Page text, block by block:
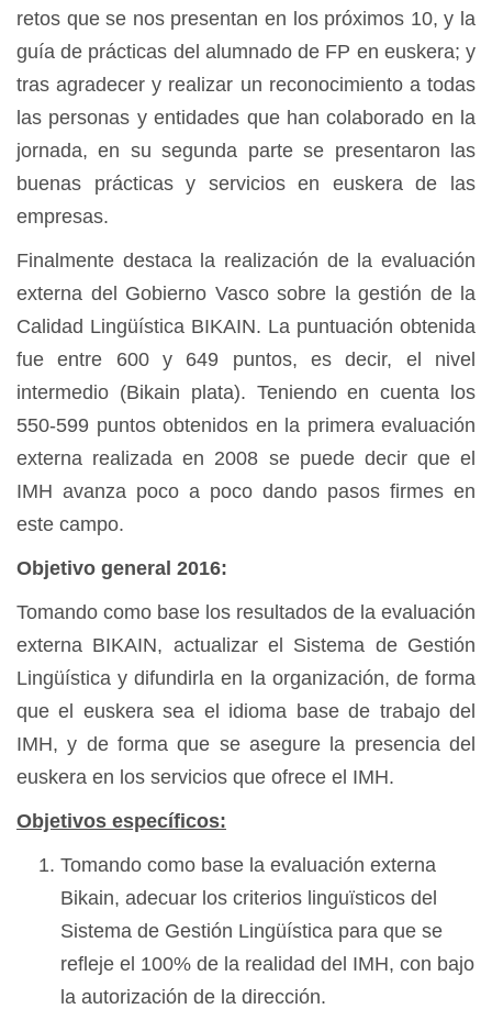
retos que se nos presentan en los próximos 10, y la
guía de prácticas del alumnado de FP en euskera; y
tras agradecer y realizar un reconocimiento a todas
las personas y entidades que han colaborado en la
jornada, en su segunda parte se presentaron las
buenas prácticas y servicios en euskera de las
empresas.
Finalmente destaca la realización de la evaluación
externa del Gobierno Vasco sobre la gestión de la
Calidad Lingüística BIKAIN. La puntuación obtenida
fue entre 600 y 649 puntos, es decir, el nivel
intermedio (Bikain plata). Teniendo en cuenta los
550-599 puntos obtenidos en la primera evaluación
externa realizada en 2008 se puede decir que el
IMH avanza poco a poco dando pasos firmes en
este campo.
Objetivo general 2016:
Tomando como base los resultados de la evaluación
externa BIKAIN, actualizar el Sistema de Gestión
Lingüística y difundirla en la organización, de forma
que el euskera sea el idioma base de trabajo del
IMH, y de forma que se asegure la presencia del
euskera en los servicios que ofrece el IMH.
Objetivos específicos:
Tomando como base la evaluación externa
Bikain, adecuar los criterios linguïsticos del
Sistema de Gestión Lingüística para que se
refleje el 100% de la realidad del IMH, con bajo
la autorización de la dirección.